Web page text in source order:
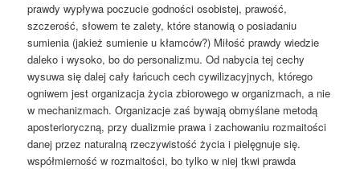
prawdy wypływa poczucie godności osobistej, prawość,
szczerość, słowem te zalety, które stanowią o posiadaniu
sumienia (jakież sumienie u kłamców?) Miłość prawdy wiedzie
daleko i wysoko, bo do personalizmu. Od nabycia tej cechy
wysuwa się dalej cały łańcuch cech cywilizacyjnych, którego
ogniwem jest organizacja życia zbiorowego w organizmach, a nie
w mechanizmach. Organizacje zaś bywają obmyślane metodą
aposterioryczną, przy dualizmie prawa i zachowaniu rozmaitości
danej przez naturalną rzeczywistość życia i pielęgnuje się.
współmierność w rozmaitości, bo tylko w niej tkwi prawda